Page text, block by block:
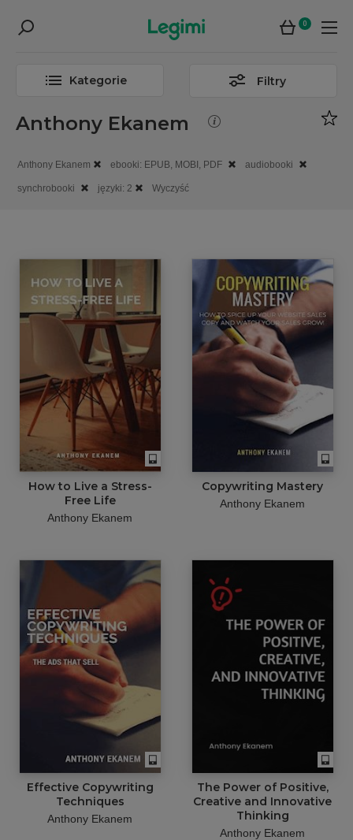
0
Kategorie Filtry
Anthony Ekanem
Anthony Ekanem ebooki: EPUB, MOBI, PDF audiobooki
synchrobooki języki: 2 Wyczyść
How to Live a Stress-
Free Life
Anthony Ekanem
Copywriting Mastery
Anthony Ekanem
Effective Copywriting
Techniques
Anthony Ekanem
The Power of Positive,
Creative and Innovative
Thinking
Anthony Ekanem